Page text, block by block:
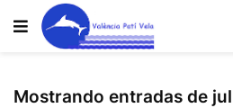
Mostrando entradas de